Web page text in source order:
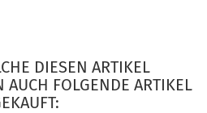
DIESEN ARTIKEL
AUCH FOLGENDE ARTIKEL